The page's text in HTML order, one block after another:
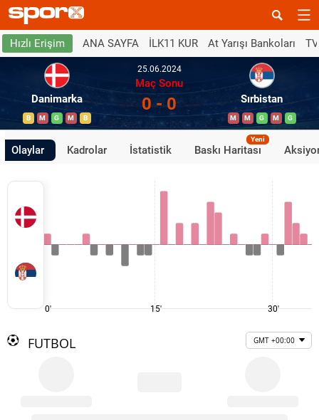
Hızlı Erişim ANA SAYFA İLK11 KUR At Yarışı Bankoları
Danimarka
B M G M B
25.06.2024
Maç Sonu
0 - 0 Sırbistan
M M G M G
Olaylar Kadrolar İstatistik Baskı Haritası
Yeni
0' 15' 30'
FUTBOL GMT +00:00